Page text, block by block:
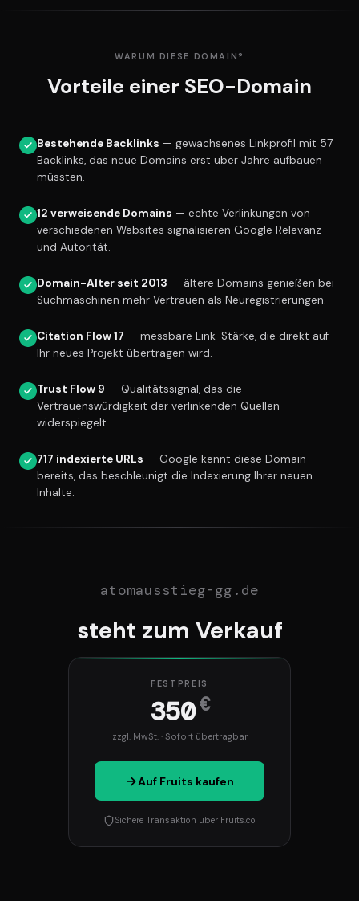
WARUM DIESE DOMAIN?
Vorteile einer SEO-Domain
Bestehende Backlinks — gewachsenes Linkprofil mit 57
Backlinks, das neue Domains erst über Jahre aufbauen
müssten.
12 verweisende Domains — echte Verlinkungen von
verschiedenen Websites signalisieren Google Relevanz
und Autorität.
Domain-Alter seit 2013 — ältere Domains genießen bei
Suchmaschinen mehr Vertrauen als Neuregistrierungen.
Citation Flow 17 — messbare Link-Stärke, die direkt auf
Ihr neues Projekt übertragen wird.
Trust Flow 9 — Qualitätssignal, das die
Vertrauenswürdigkeit der verlinkenden Quellen
widerspiegelt.
717 indexierte URLs — Google kennt diese Domain
bereits, das beschleunigt die Indexierung Ihrer neuen
Inhalte.
atomausstieg-gg.de
steht zum Verkauf
FESTPREIS
350€
zzgl. MwSt. · Sofort übertragbar
Auf Fruits kaufen
Sichere Transaktion über Fruits.co